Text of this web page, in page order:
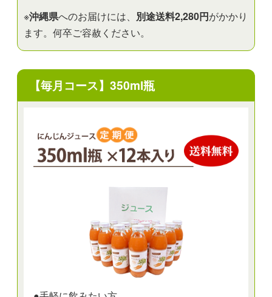
※沖縄県へのお届けには、 別途送料2,280円がかかり
ます。何卒ご容赦ください。
【毎月コース】350ml瓶